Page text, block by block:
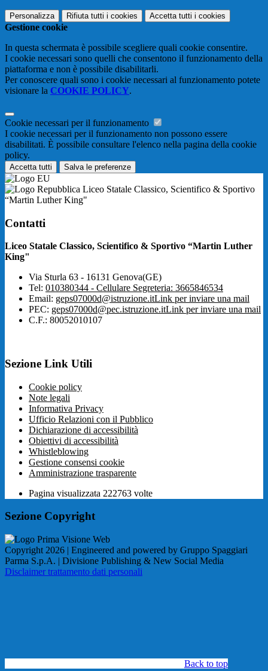
Personalizza Rifiuta tutti i cookies Accetta tutti i cookies
Gestione cookie
In questa schermata è possibile scegliere quali cookie consentire.
I cookie necessari sono quelli che consentono il funzionamento della
piattaforma e non è possibile disabilitarli.
Per conoscere quali sono i cookie necessari al funzionamento potete
visionare la COOKIE POLICY.
Cookie necessari per il funzionamento
I cookie necessari per il funzionamento non possono essere
disabilitati. È possibile consultare l'elenco nella pagina della cookie
policy.
Accetta tutti Salva le preferenze
Liceo Statale Classico, Scientifico & Sportivo
“Martin Luther King"
Contatti
Liceo Statale Classico, Scientifico & Sportivo “Martin Luther
King"
Via Sturla 63 - 16131 Genova(GE)
Tel: 010380344 - Cellulare Segreteria: 3665846534
Email: geps07000d@istruzione.itLink per inviare una mail
PEC: geps07000d@pec.istruzione.itLink per inviare una mail
C.F.: 80052010107
Sezione Link Utili
Cookie policy
Note legali
Informativa Privacy
Ufficio Relazioni con il Pubblico
Dichiarazione di accessibilità
Obiettivi di accessibilità
Whistleblowing
Gestione consensi cookie
Amministrazione trasparente
Pagina visualizzata 222763 volte
Sezione Copyright
Copyright 2026 | Engineered and powered by Gruppo Spaggiari
Parma S.p.A. | Divisione Publishing & New Social Media
Disclaimer trattamento dati personali
Back to top